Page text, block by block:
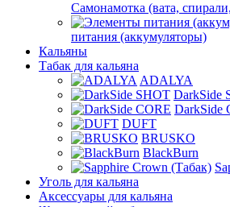
Самонамотка (вата,
питания (аккумуляторы)
Кальяны
Табак для кальяна
ADALYA
DarkSide
DarkSide
DUFT
BRUSKO
BlackBurn
Уголь для кальяна
Аксессуары для кальяна